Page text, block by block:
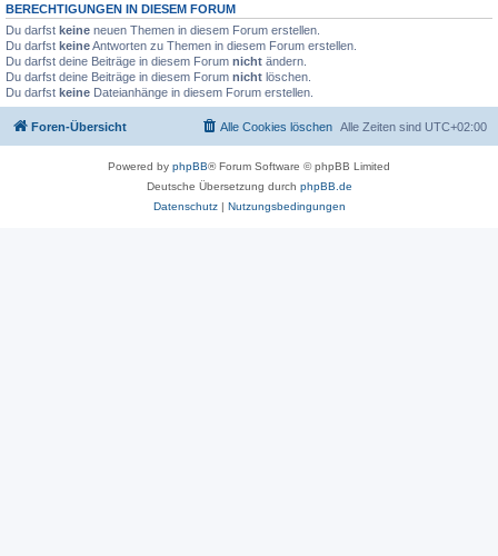
BERECHTIGUNGEN IN DIESEM FORUM
Du darfst keine neuen Themen in diesem Forum erstellen.
Du darfst keineAntworten zu Themen in diesem Forum erstellen.
Du darfst deine Beiträge in diesem Forum nicht ändern.
Du darfst deine Beiträge in diesem Forum nicht löschen.
Du darfst keine Dateianhänge in diesem Forum erstellen.
Foren-Übersicht Alle Zeiten sind UTC+02:00
Alle Cookies löschen
Powered by phpBB® Forum Software © phpBB Limited
Deutsche Übersetzung durch phpBB.de
Datenschutz| Nutzungsbedingungen